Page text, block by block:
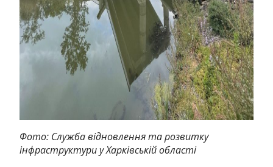
Фото: Служба відновлення та розвитку
інфраструктури у Харківській області